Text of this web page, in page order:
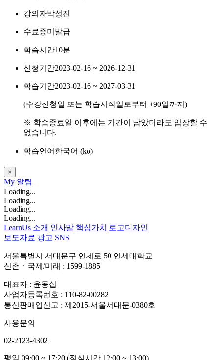
강의자박성진
수료증미발급
학습시간10분
신청기간2023-02-16 ~ 2026-12-31
학습기간2023-02-16 ~ 2027-03-31
(수강신청일 또는 학습시작일로부터 +90일까지)
※ 학습종료일 이후에는 기간이 남았더라도 입장할 수
없습니다.
학습언어 한국어 ‎(ko)‎
×
My 알림
Loading...
Loading...
Loading...
Loading...
LearnUs 소개 인사말 핵심가치
로고디자인
보도자료 광고 SNS
서울특별시 서대문구 연세로 50 연세대학교
신촌ㆍ국제/미래 : 1599-1885
대표자 : 윤동섭
사업자등록번호 : 110-82-00282
통신판매업신고 : 제2015-서울서대문-0380호
사용문의
02-2123-4302
평일 09:00 ~ 17:20 (점심시간 12:00 ~ 13:00)